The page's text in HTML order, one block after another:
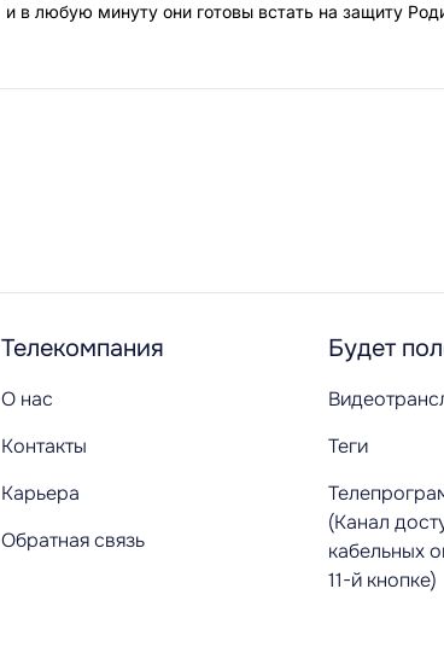
и в любую минуту они готовы встать на защиту
Телекомпания
О нас
Контакты
Карьера
Обратная связь
Будет
Теги
(Канал
кабельных
11-й кнопке)